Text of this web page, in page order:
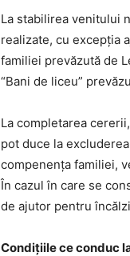
La stabilirea venitului
realizate, cu excepția
familiei prevăzută de
“Bani de liceu”
La completarea
pot duce la
compenența familiei,
În cazul în care se
de ajutor pentru
Condițiile ce conduc